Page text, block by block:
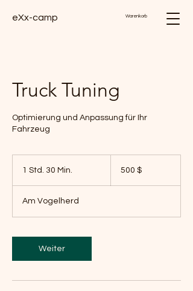
eXx-camp Warenkorb
Truck Tuning
Optimierung und Anpassung für Ihr
Fahrzeug
1 Std. 30 Min.
d
3
M
n
Dollar500 $
Am Vogelherd
Weiter